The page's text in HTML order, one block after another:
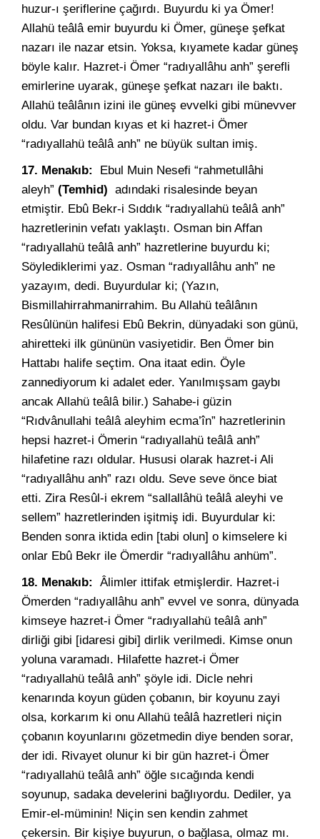
huzur-ı şeriflerine çağırdı. Buyurdu ki ya Ömer!
Allahü teâlâ emir buyurdu ki Ömer, güneşe şefkat
nazarı ile nazar etsin. Yoksa, kıyamete kadar güneş
böyle kalır. Hazret-i Ömer “radıyallâhu anh” şerefli
emirlerine uyarak, güneşe şefkat nazarı ile baktı.
Allahü teâlânın izini ile güneş evvelki gibi münevver
oldu. Var bundan kıyas et ki hazret-i Ömer
“radıyallahü teâlâ anh” ne büyük sultan imiş.
17. Menakıb:
Ebul Muin Nesefi “rahmetullâhi
aleyh” (Temhid) adındaki risalesinde beyan
etmiştir. Ebû Bekr-i Sıddık “radıyallahü teâlâ anh”
hazretlerinin vefatı yaklaştı. Osman bin Affan
“radıyallahü teâlâ anh” hazretlerine buyurdu ki;
Söylediklerimi yaz. Osman “radıyallâhu anh” ne
yazayım, dedi. Buyurdular ki; (Yazın,
Bismillahirrahmanirrahim. Bu Allahü teâlânın
Resûlünün halifesi Ebû Bekrin, dünyadaki son günü,
ahiretteki ilk gününün vasiyetidir. Ben Ömer bin
Hattabı halife seçtim. Ona itaat edin. Öyle
zannediyorum ki adalet eder. Yanılmışsam gaybı
ancak Allahü teâlâ bilir.) Sahabe-i güzin
“Rıdvânullahi teâlâ aleyhim ecma’în” hazretlerinin
hepsi hazret-i Ömerin “radıyallahü teâlâ anh”
hilafetine razı oldular. Hususi olarak hazret-i Ali
“radıyallâhu anh” razı oldu. Seve seve önce biat
etti. Zira Resûl-i ekrem “sallallâhü teâlâ aleyhi ve
sellem” hazretlerinden işitmiş idi. Buyurdular ki:
Benden sonra iktida edin [tabi olun] o kimselere ki
onlar Ebû Bekr ile Ömerdir “radıyallâhu anhüm”.
18. Menakıb:
Âlimler ittifak etmişlerdir. Hazret-i
Ömerden “radıyallâhu anh” evvel ve sonra, dünyada
kimseye hazret-i Ömer “radıyallahü teâlâ anh”
dirliği gibi [idaresi gibi] dirlik verilmedi. Kimse onun
yoluna varamadı. Hilafette hazret-i Ömer
“radıyallahü teâlâ anh” şöyle idi. Dicle nehri
kenarında koyun güden çobanın, bir koyunu zayi
olsa, korkarım ki onu Allahü teâlâ hazretleri niçin
çobanın koyunlarını gözetmedin diye benden sorar,
der idi. Rivayet olunur ki bir gün hazret-i Ömer
“radıyallahü teâlâ anh” öğle sıcağında kendi
soyunup, sadaka develerini bağlıyordu. Dediler, ya
Emir-el-müminin! Niçin sen kendin zahmet
çekersin. Bir kişiye buyurun, o bağlasa, olmaz mı.